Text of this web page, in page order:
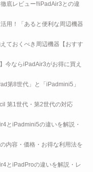
底レビュー‼iPadAir3との違
用！「あると便利な周辺機器
ておくべき周辺機器【おすす
今ならiPadAir3がお得に買え
第8世代」と「iPadmini5」
第1世代・第2世代の対応
とiPadmini5の違いを解説・
内容・価格・お得な利用法を
とiPadProの違いを解説・レ